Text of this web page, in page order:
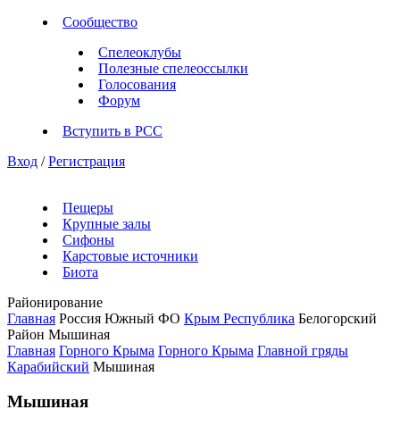
Сообщество
Спелеоклубы
Полезные спелеоссылки
Голосования
Форум
Вступить в РСС
Вход / Регистрация
Пещеры
Крупные залы
Сифоны
Карстовые источники
Биота
Районирование
Главная Россия Южный ФО Крым Республика Белогорский
Район Мышиная
Главная Горного Крыма Горного Крыма Главной гряды
Карабийский Мышиная
Мышиная